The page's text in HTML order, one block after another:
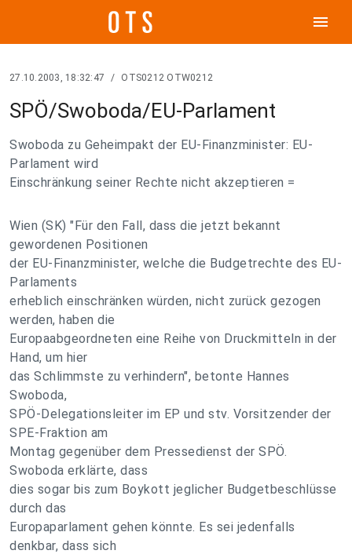
menu
27.10.2003, 18:32:47 / OTS0212 OTW0212
SPÖ/Swoboda/EU-Parlament
Swoboda zu Geheimpakt der EU-Finanzminister: EU-
Parlament wird
Einschränkung seiner Rechte nicht akzeptieren =
Wien (SK) "Für den Fall, dass die jetzt bekannt
gewordenen Positionen
der EU-Finanzminister, welche die Budgetrechte des EU-
Parlaments
erheblich einschränken würden, nicht zurück gezogen
werden, haben die
Europaabgeordneten eine Reihe von Druckmitteln in der
Hand, um hier
das Schlimmste zu verhindern", betonte Hannes
Swoboda,
SPÖ-Delegationsleiter im EP und stv. Vorsitzender der
SPE-Fraktion am
Montag gegenüber dem Pressedienst der SPÖ.
Swoboda erklärte, dass
dies sogar bis zum Boykott jeglicher Budgetbeschlüsse
durch das
Europaparlament gehen könnte. Es sei jedenfalls
denkbar, dass sich